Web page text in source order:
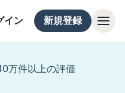
イン 新規登録
万件以上の評価
（別ウィン